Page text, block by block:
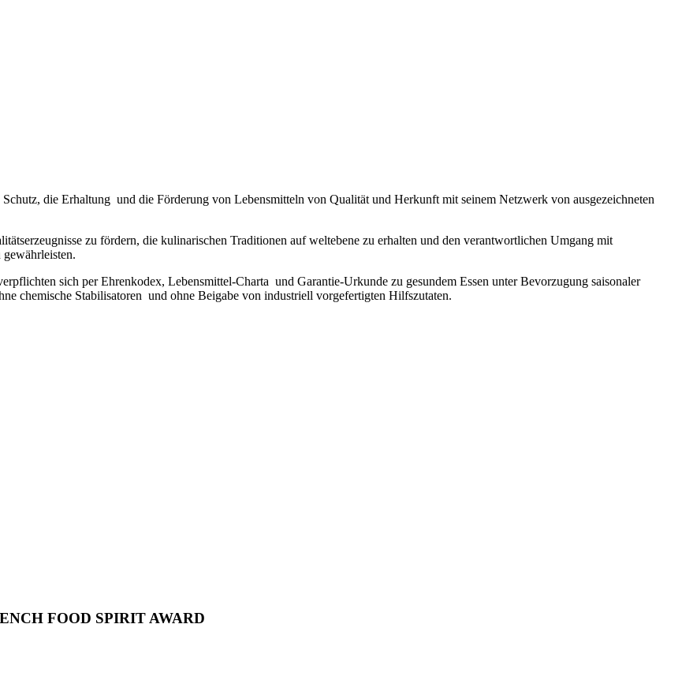
die Erhaltung und die Förderung von Lebensmitteln von Qualität und Herkunft mit seinem Netzwerk von ausgezeichneten
zu fördern, die kulinarischen Traditionen auf weltebene zu erhalten und den verantwortlichen Umgang mit
gewährleisten.
sich per Ehrenkodex, Lebensmittel-Charta und Garantie-Urkunde zu gesundem Essen unter Bevorzugung saisonaler
chemische Stabilisatoren und ohne Beigabe von industriell vorgefertigten Hilfszutaten.
FOOD SPIRIT AWARD